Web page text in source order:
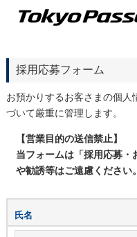
採用応募フォーム
お預かりするお客さまの個
づいて厳重に管理します。
【営業目的の送信禁止】
当フォームは「採用応募・
や勧誘等はご遠慮ください。
氏名